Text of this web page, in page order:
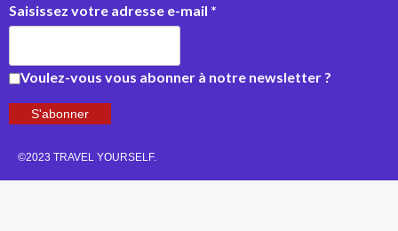
Saisissez votre adresse e-mail *
Voulez-vous vous abonner à notre newsletter ?
S'abonner
©2023 TRAVEL YOURSELF.